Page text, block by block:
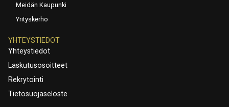
Meidän Kaupunki
Yrityskerho
YHTEYSTIEDOT
Yhteystiedot
Laskutusosoitteet
Rekrytointi
Tietosuojaseloste